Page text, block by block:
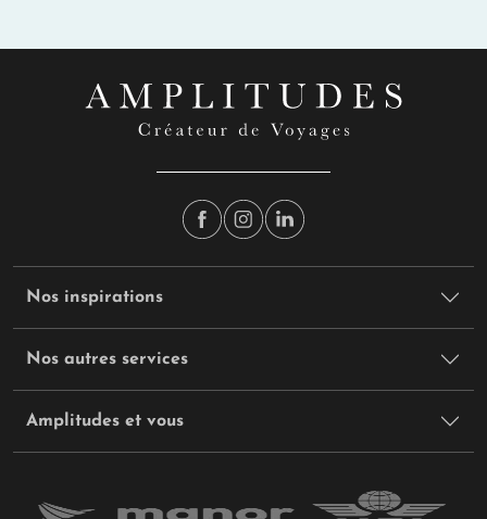
Nos inspirations
Nos autres services
Amplitudes et vous